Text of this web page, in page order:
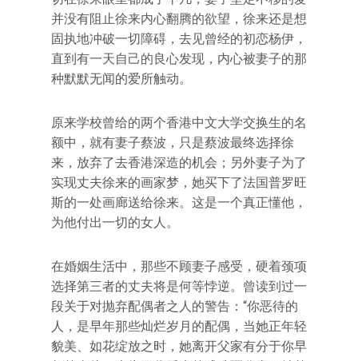
并没有阻止徐来内心翻腾的欲望，徐来还是想
固执地冲破一切障碍，去见曾经的初恋杨伊，
直到有一天自己的良心发现，内心被妻子的那
种默默无闻的爱所触动。
原来学校曾给的两个香港中文大学交换生的名
额中，就有妻子蔡波，只是蔡波最终选择徐
来，放弃了去香港深造的机会；另外妻子为了
实现丈夫徐来的画家梦，她买下了法国普罗旺
斯的一处画廊送给徐来。这是一个真正懂他，
为他付出一切的女人。
在婚姻生活中，那些不顾妻子感受，硬着颈项
选择第三者的丈夫将是何等悖逆。曾读到过一
段关于对抛弃配偶者之人的警告：“你恶待的
人，是早年那些灿烂岁月的配偶，当她正年轻
貌美、如花绽放之时，她离开父家有分于你早